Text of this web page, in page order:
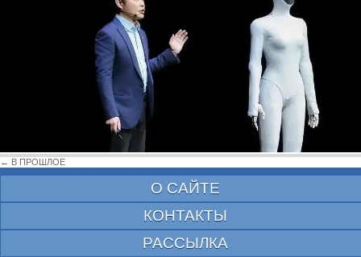
← В ПРОШЛОЕ
О САЙТЕ
КОНТАКТЫ
РАССЫЛКА